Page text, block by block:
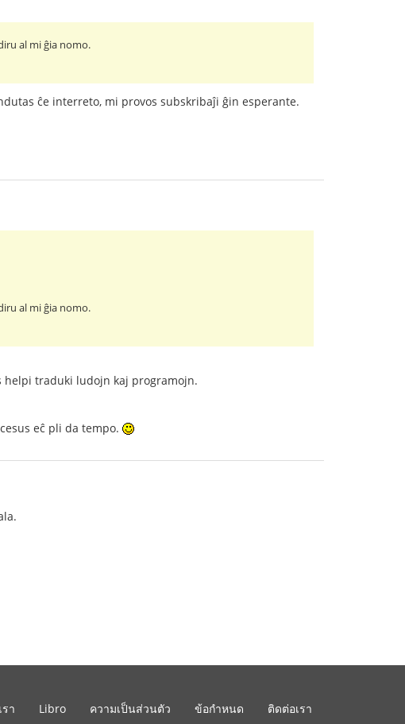
al mi ĝia nomo.
ĉe interreto, mi provos subskribaĵi ĝin esperante.
al mi ĝia nomo.
helpi traduki ludojn kaj programojn.
eĉ pli da tempo.
า Libro ความเป็นส่วนตัว ข้อกำหนด ติดต่อเรา